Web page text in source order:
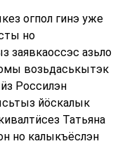
огпол гинэ уже
но
заявкаоссэс азьло
возьдаськытэк
Россилэн
йӧскалык
Татьяна
но калыкъёслэн